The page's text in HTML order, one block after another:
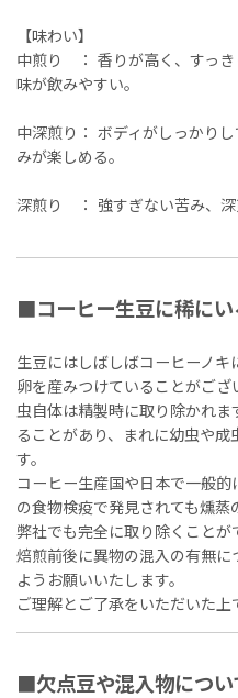
【味わい】
中煎り ： 香りが高く、すっ
味が飲みやすい。
中深煎り： ボディがしっかり
みが楽しめる。
深煎り ： 強すぎない苦み、深
■コーヒー生豆に稀にい
生豆にはしばしばコーヒーノ
卵を産みつけていることがござ
虫自体は精製時に取り除かれ
ることがあり、まれに幼虫や
す。
コーヒー生産国や日本で一般
の食物検疫で発見されても燻蒸
弊社でも完全に取り除くことが
焙煎前後に異物の混入の有無
ようお願いいたします。
ご理解とご了承をいただいた上
■欠点豆や混入物につい